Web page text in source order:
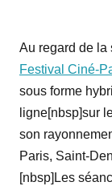
Au regard de la
Festival Ciné-
sous forme
ligne[nbsp]sur
son
Paris, Saint-
[nbsp]Les